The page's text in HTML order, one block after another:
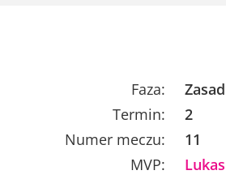
Faza:
Termin:
2
Numer meczu:
11
MVP: